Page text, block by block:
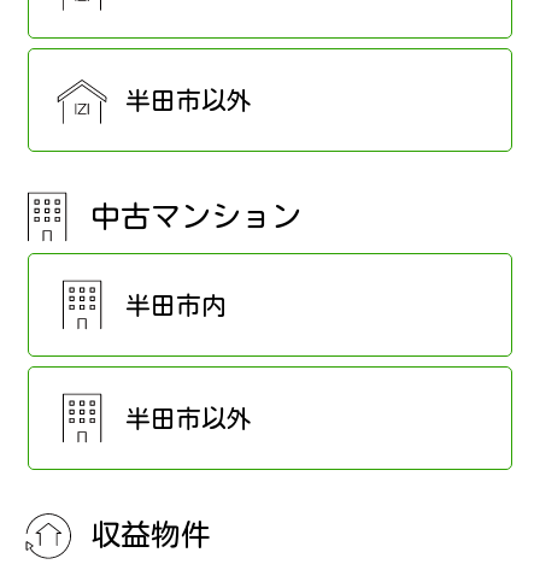
半田市以外
中古マンション
半田市内
半田市以外
収益物件